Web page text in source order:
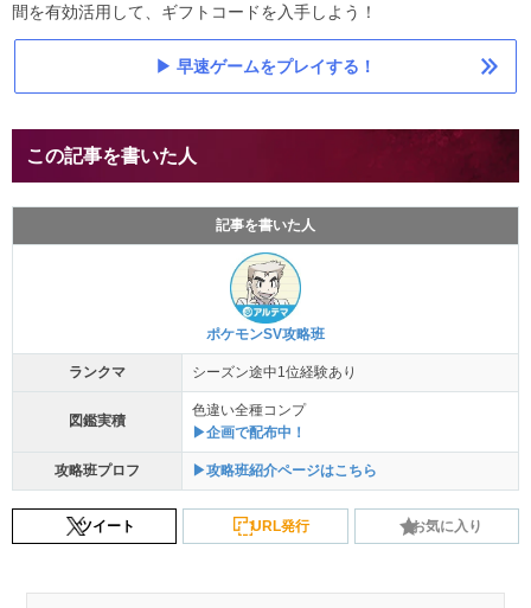
間を有効活用して、ギフトコードを入手しよう！
早速ゲームをプレイする！
この記事を書いた人
記事を書いた人
ポケモンSV攻略班
ランクマ シーズン途中1位経験あり
図鑑実積
色違い全種コンプ
▶企画で配布中！
攻略班プロフ ▶攻略班紹介ページはこちら
ツイート URL発行 お気に入り